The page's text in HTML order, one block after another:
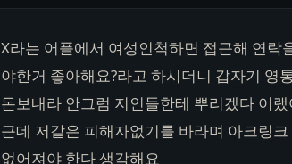
X라는 어플에서 여성인척하면 접근해 연
야한거 좋아해요?라고 하시더니 갑자기 영
돈보내라 안그럼 지인들한테 뿌리겠다 이
근데 저같은 피해자없기를 바라며 아크링
없어져야 한다 생각해요